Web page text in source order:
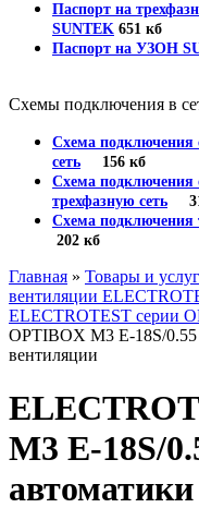
Паспорт на
SUNTEK 651 кб
Паспорт на УЗОН
Схемы подключения в
Схема подключения
сеть 156 кб
Схема подключения
трехфазную сеть
Схема подключения
202 кб
Главная » Товары и
вентиляции
ELECTROTEST серии
OPTIBOX M3 E-18S/
вентиляции
M3 E-18S/